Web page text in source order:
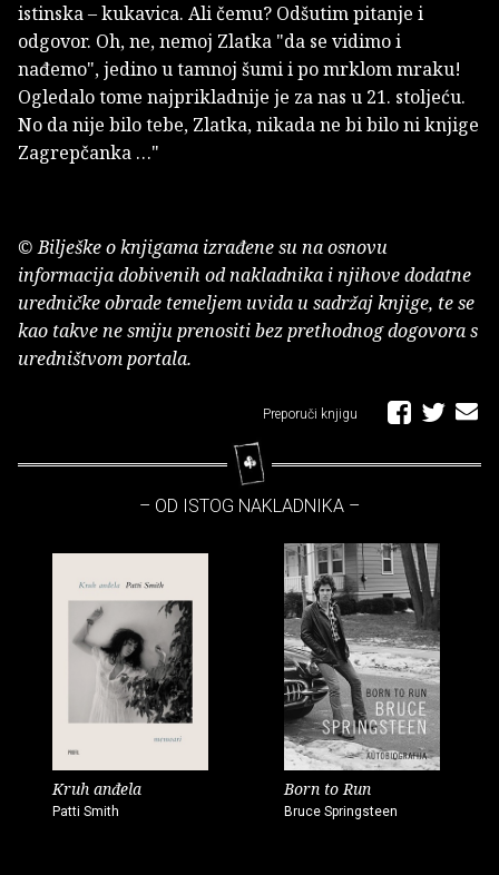
istinska – kukavica. Ali čemu? Odšutim pitanje i
odgovor. Oh, ne, nemoj Zlatka "da se vidimo i
nađemo", jedino u tamnoj šumi i po mrklom mraku!
Ogledalo tome najprikladnije je za nas u 21. stoljeću.
No da nije bilo tebe, Zlatka, nikada ne bi bilo ni knjige
Zagrepčanka …"
© Bilješke o knjigama izrađene su na osnovu
informacija dobivenih od nakladnika i njihove dodatne
uredničke obrade temeljem uvida u sadržaj knjige, te se
kao takve ne smiju prenositi bez prethodnog dogovora s
uredništvom portala.
Preporuči knjigu
– OD ISTOG NAKLADNIKA –
Kruh anđela
Patti Smith
Born to Run
Bruce Springsteen